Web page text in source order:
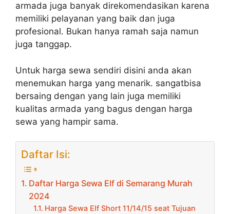
armada juga banyak direkomendasikan karena
memiliki pelayanan yang baik dan juga
profesional. Bukan hanya ramah saja namun
juga tanggap.
Untuk harga sewa sendiri disini anda akan
menemukan harga yang menarik. sangatbisa
bersaing dengan yang lain juga memiliki
kualitas armada yang bagus dengan harga
sewa yang hampir sama.
Daftar Isi:
Daftar Harga Sewa Elf di Semarang Murah
2024
Harga Sewa Elf Short 11/14/15 seat Tujuan